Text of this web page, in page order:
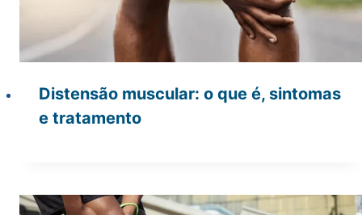
Distensão muscular: o que é, sintomas
e tratamento